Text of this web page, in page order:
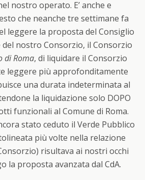
nostro operato. E’ anche e
che neanche tre settimane fa
leggere la proposta del Consiglio
nostro Consorzio, il Consorzio
di Roma, di liquidare il Consorzio
leggere più approfonditamente
una durata indeterminata al
la liquidazione solo DOPO
funzionali al Comune di Roma.
stato ceduto il Verde Pubblico
più volte nella relazione
risultava ai nostri occhi
la proposta avanzata dal CdA.